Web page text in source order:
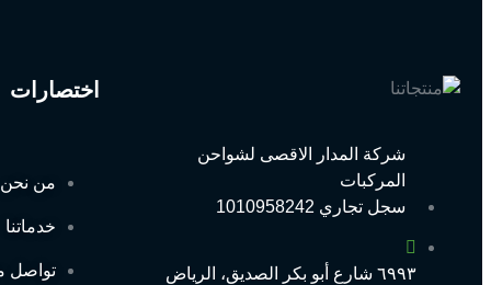
شركة المدار الاقصى لشواحن
المركبات
سجل تجاري 1010958242
٦٩٩٣ شارع أبو بكر الصديق، الرياض
اختصارات
من نحن
خدماتنا
تواصل